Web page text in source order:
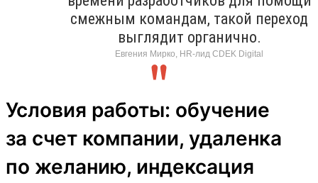
смежным командам, такой переход
выглядит органично.
Евгения Мирко, HR-лид CDEK Digital
Условия работы: обучение
за счет компании, удаленка
по желанию, индексация